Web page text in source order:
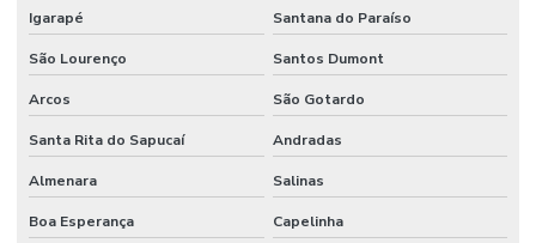
Manutenção Predial Comercial
Manutenção Predial De Edifícios Comerciais
Manutenção Predial De Estruturas
Manutenção Predial De Pequenas Obras
Manutenção Predial E Serviços Técnicos
Manutenção Predial Para Empresas
Igarapé Santana do Paraíso
São Lourenço Santos Dumont
Arcos São Gotardo
Santa Rita do Sapucaí Andradas
Almenara Salinas
Boa Esperança Capelinha